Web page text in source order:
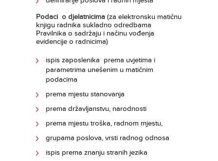
Podaci o djelatnicima (za elektronsku matičnu
knjigu radnika sukladno odredbama
Pravilnika o sadržaju i načinu vođenja
evidencije o radnicima)
ispis zaposlenika prema uvjetima i
parametrima unešenim u matičnim
podacima
prema mjestu stanovanja
prema državljanstvu, narodnosti
prema mjestu troška, radnom mjestu,
grupama poslova, vrsti radnog odnosa
ispis prema znanju stranih jezika